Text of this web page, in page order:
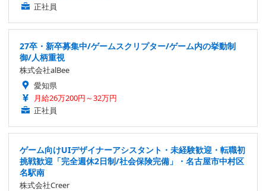
正社員
27卒・新卒募集中/ゲームスクリプター/ゲーム内の挙動制
御/人柄重視
株式会社alBee
愛知県
月給26万200円～32万円
正社員
ゲーム向けUIデザイナーアシスタント・未経験歓迎・転職初
挑戦歓迎「完全週休2日制/社会保険完備」・名古屋市中村区
名駅南
株式会社Creer